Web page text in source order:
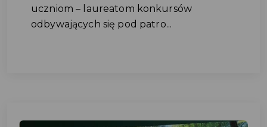
uczniom – laureatom konkursów
odbywających się pod patro...